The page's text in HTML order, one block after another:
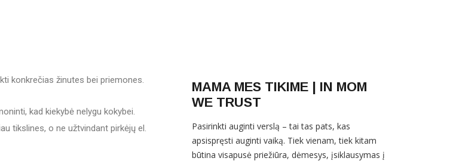
konkrečias žinutes bei priemones.
kad kiekybė nelygu kokybei.
tikslines, o ne užtvindant pirkėjų el.
MAMA MES TIKIME | IN MOM
WE TRUST
Pasirinkti auginti verslą – tai tas pats, kas
apsispręsti auginti vaiką. Tiek vienam, tiek kitam
būtina visapusė priežiūra, dėmesys, įsiklausymas į